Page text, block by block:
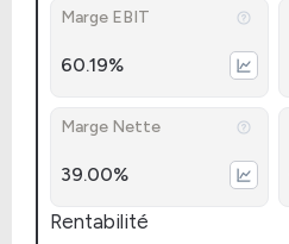
Marge EBIT
60.19%
Marge Nette
39.00%
Rentabilité